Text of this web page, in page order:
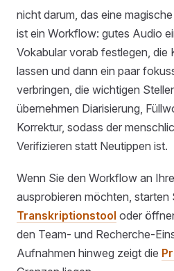
nicht darum, das eine
ist ein Workflow: gutes Audio
Vokabular vorab festlegen, die
lassen und dann ein paar
verbringen, die wichtigen
übernehmen Diarisierung,
Korrektur, sodass der
Verifizieren statt Neutippen ist.
Wenn Sie den Workflow an
ausprobieren möchten, starten
Transkriptionstool oder
den Team- und Recherche-
Aufnahmen hinweg zeigt die